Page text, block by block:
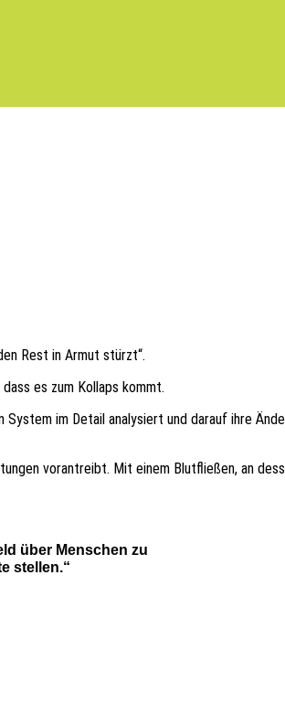
Rest in Armut stürzt“.
es zum Kollaps kommt.
im Detail analy­siert und darauf ihre
voran­treibt. Mit einem Blut­flie­ßen, an
über Menschen zu
stellen.“